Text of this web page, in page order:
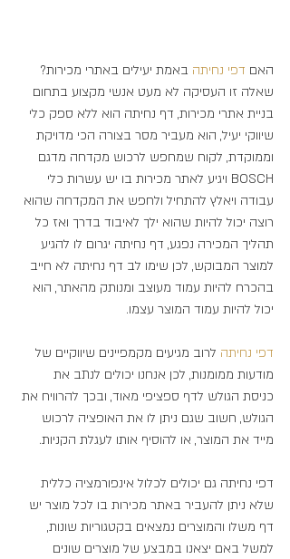
האם דפי נחיתה באמת יעילים באתרי מכירות?
שאלה זו העסיקה לא מעט אנשי מקצוע בתחום
בניית אתרי מכירות, דף נחיתה הוא ללא ספק כלי
שיווקי יעיל, הוא מעביר מסר בצורה הכי מדויקת
וממוקדת, לקוח שמחפש לרכוש מקדחה מדגם
BOSCH ויגיע לאתר מכירות בו יש עשרות כלי
עבודה ויאלץ להתחיל ולחפש את המקדחה שהוא
רוצה יכול להיות שהוא ילך לאיבוד בדרך ואז כל
תהליך המכירה נפגע, דף נחיתה יגרום לו להגיע
למוצר המבוקש, לכן שימו לב דף נחיתה לא חייב
בהכרח להיות עמוד מעוצב ומנותק מהאתר, הוא
יכול להיות עמוד המוצר עצמו.
דפי נחיתה לרוב מגיעים מקמפיינים שיווקיים של
מודעות ממומנות, לכן אנחנו יכולים לנתב את
כניסת הגולש לדף ספציפי מאוד, ובכך להרוויח את
הגולש, חשוב שגם ניתן לו את האופציה לרכוש
מייד את המוצר, או להוסיף אותו לעגלת הקניות.
דפי נחיתה גם יכולים לכלול אינפורמציה כללית
שלא ניתן להעביר באתר מכירות בו לכל מוצר יש
דף משלו והמוצרים נמצאים בקטגוריות שונות,
למשל באם יצאנו במבצע של מוצרים שונים